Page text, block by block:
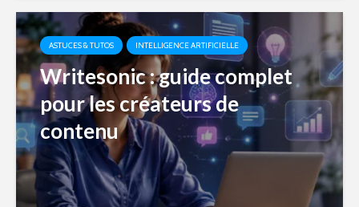
ASTUCES & TUTOS INTELLIGENCE ARTIFICIELLE
Writesonic : guide complet
pour les créateurs de
contenu